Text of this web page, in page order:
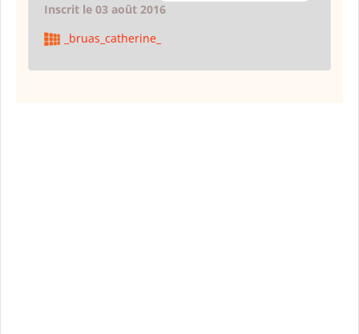
Inscrit le 03 août 2016
_bruas_catherine_